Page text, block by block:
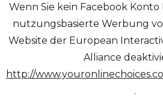
Wenn Sie kein Facebook Konto
nutzungsbasierte Werbung
Website der European
Alliance
http://
.